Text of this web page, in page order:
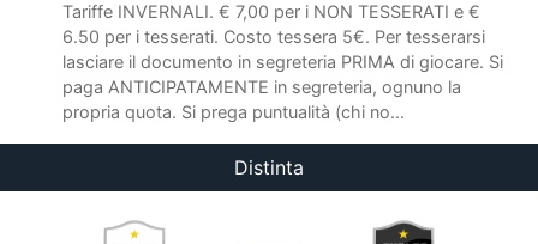
Tariffe INVERNALI. € 7,00 per i NON TESSERATI e €
6.50 per i tesserati. Costo tessera 5€. Per tesserarsi
lasciare il documento in segreteria PRIMA di giocare. Si
paga ANTICIPATAMENTE in segreteria, ognuno la
propria quota. Si prega puntualità (chi no...
Distinta